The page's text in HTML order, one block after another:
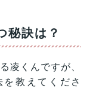
秘訣は？
凌くんですが、
教えてくださ